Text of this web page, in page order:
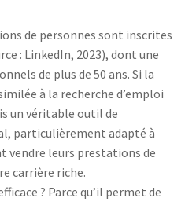
de personnes sont inscrites
: LinkedIn, 2023), dont une
de plus de 50 ans. Si la
à la recherche d’emploi
un véritable outil de
particulièrement adapté à
vendre leurs prestations de
carrière riche.
? Parce qu’il permet de